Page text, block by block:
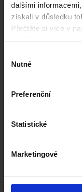
dalšími
získali v důsledku
Přečtěte si více v
souhlasu
Nutné
Preferenční
Statistické
Marketingové